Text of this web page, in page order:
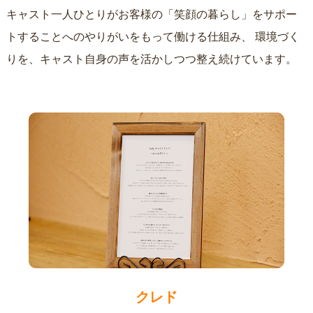
キャスト一人ひとりがお客様の「笑顔の暮らし」をサポー
トすることへのやりがいをもって働ける仕組み、
りを、キャスト自身の声を活かしつつ整え続けています。
クレド